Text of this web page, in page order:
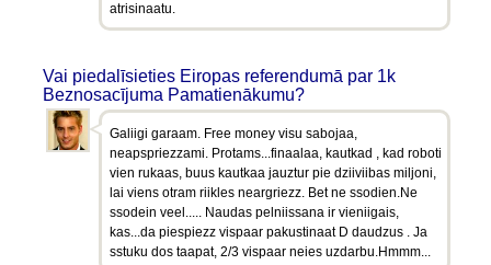
atrisinaatu.
Vai piedalīsieties Eiropas referendumā par 1k
Beznosacījuma Pamatienākumu?
Galiigi garaam. Free money visu sabojaa,
neapspriezzami. Protams...finaalaa, kautkad , kad roboti
vien rukaas, buus kautkaa jauztur pie dziiviibas miljoni,
lai viens otram riikles neargriezz. Bet ne ssodien.Ne
ssodein veel..... Naudas pelniissana ir vieniigais,
kas...da piespiezz vispaar pakustinaat D daudzus . Ja
sstuku dos taapat, 2/3 vispaar neies uzdarbu.Hmmm...